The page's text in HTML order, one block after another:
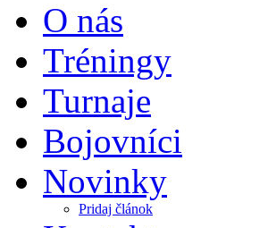
O nás
Tréningy
Turnaje
Bojovníci
Novinky
Pridaj článok